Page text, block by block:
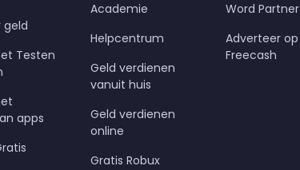
geld
Testen
apps
Academie
Helpcentrum
Geld verdienen
vanuit huis
Geld verdienen
online
Gratis Robux
Word Partner
Adverteer op
Freecash